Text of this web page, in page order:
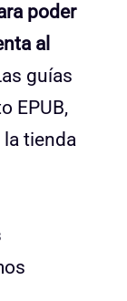
poder
al
guías
EPUB,
la tienda